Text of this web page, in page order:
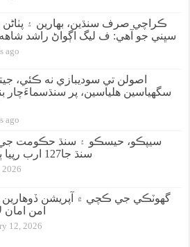
ڪراچي صرف سنڌين، بهارين ۽ پٺاڻن
سڀني جو آهي: ف ليگ اڳواڻ راشد
ago
سگهياسين هلياسين، پر سنڌسماءَچار
ago
سيپڪو، حيسڪو ۽ سنڌ حڪومت جي
سنڌ جا127 ارب رپيا ٻڏي ويا؟
2026
گهوٽڪي جي ڪچي ۾ آپريشن ڏوهارين
امن امان
12, 2026